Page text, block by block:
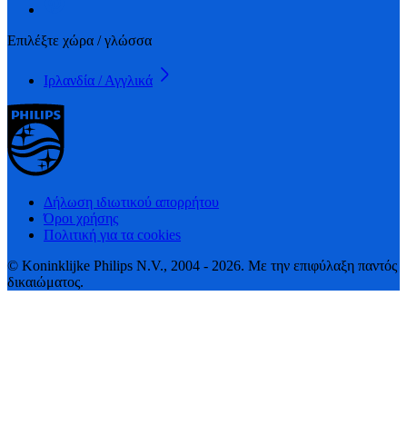
Επιλέξτε χώρα / γλώσσα
Ιρλανδία / Αγγλικά
Δήλωση ιδιωτικού απορρήτου
Όροι χρήσης
Πολιτική για τα cookies
© Koninklijke Philips N.V., 2004 - 2026. Με την επιφύλαξη παντός
δικαιώματος.